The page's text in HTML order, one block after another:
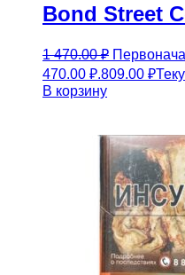
Bond Street
1 470.00₽
470.00 ₽.809.00 ₽
В корзину